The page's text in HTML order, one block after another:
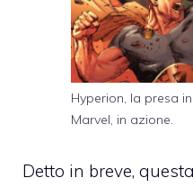
Hyperion, la presa
Marvel, in azione.
Detto in breve,